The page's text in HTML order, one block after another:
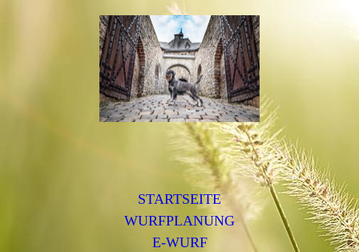
STARTSEITE
WURFPLANUNG
E-WURF